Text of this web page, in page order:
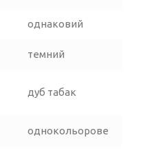
однаковий
темний
дуб табак
однокольорове